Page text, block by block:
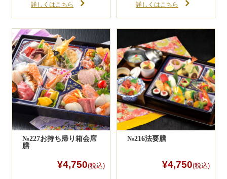
詳しくはこちら 詳しくはこちら
№227お持ち帰り箱会席
膳
¥4,750(税込)
№216法要膳
¥4,750(税込)